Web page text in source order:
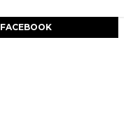
FACEBOOK